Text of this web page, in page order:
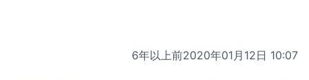
6年以上前2020年01月12日 10:07